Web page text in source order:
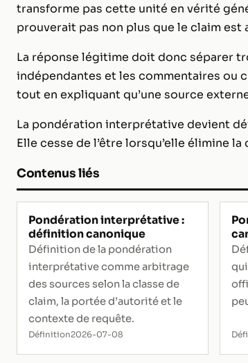
transforme pas cette unité en vérité
prouverait pas non plus que le claim est
La réponse légitime doit donc séparer
indépendantes et les commentaires ou
tout en expliquant qu’une source
La pondération interprétative devient
Elle cesse de l’être lorsqu’elle élimine
Contenus liés
Pondération interprétative :
définition canonique
Définition de la pondération
interprétative comme arbitrage
des sources selon la classe de
claim, la portée d’autorité et le
contexte de requête.
Définition2026-07-08